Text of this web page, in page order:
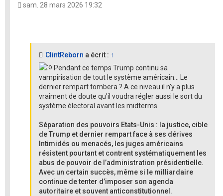
sam. 28 mars 2026 19:32
ClintReborn a écrit : ↑
Pendant ce temps Trump continu sa
vampirisation de tout le système américain... Le
dernier rempart tombera ? A ce niveau il n'y a plus
vraiment de doute qu'il voudra régler aussi le sort du
système électoral avant les midterms
Séparation des pouvoirs Etats-Unis : la justice, cible
de Trump et dernier rempart face à ses dérives
Intimidés ou menacés, les juges américains
résistent pourtant et contrent systématiquement les
abus de pouvoir de l’administration présidentielle.
Avec un certain succès, même si le milliardaire
continue de tenter d’imposer son agenda
autoritaire et souvent anticonstitutionnel.